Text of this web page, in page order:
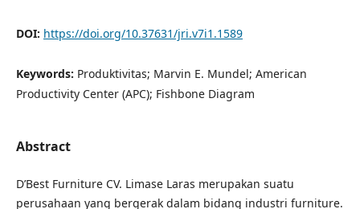
DOI: https://doi.org/10.37631/jri.v7i1.1589
Keywords: Produktivitas; Marvin E. Mundel; American
Productivity Center (APC); Fishbone Diagram
Abstract
D’Best Furniture CV. Limase Laras merupakan suatu
perusahaan yang bergerak dalam bidang industri furniture.